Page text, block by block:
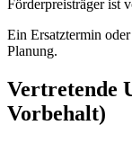
Förderpreisträger ist
Ein Ersatztermin
Planung.
Vertretende
Vorbehalt)